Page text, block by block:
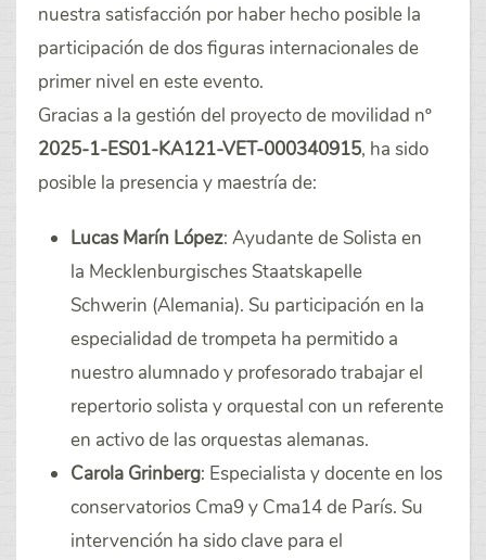
nuestra satisfacción por haber hecho posible la
participación de dos figuras internacionales de
primer nivel en este evento.
Gracias a la gestión del proyecto de movilidad nº
2025-1-ES01-KA121-VET-000340915, ha sido
posible la presencia y maestría de:
Lucas Marín López: Ayudante de Solista en
la Mecklenburgisches Staatskapelle
Schwerin (Alemania). Su participación en la
especialidad de trompeta ha permitido a
nuestro alumnado y profesorado trabajar el
repertorio solista y orquestal con un referente
en activo de las orquestas alemanas.
Carola Grinberg: Especialista y docente en los
conservatorios Cma9 y Cma14 de París. Su
intervención ha sido clave para el